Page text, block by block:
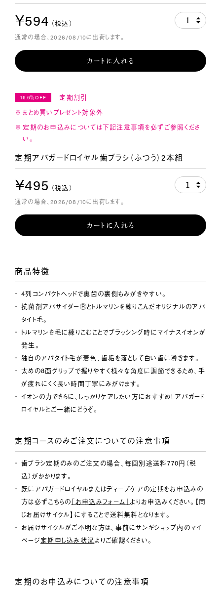
￥594 （税込） 1
カートに入れる
通常の場合、2026/08/10に出荷します。
16.6％OFF
定期割引
まとめ買いプレゼント対象外
定期のお申込みについては下記注意事項を必ずご参照くださ
い。
定期アパガードロイヤル歯ブラシ（ふつう）2本組
￥495 （税込） 1
カートに入れる
通常の場合、2026/08/10に出荷します。
商品特徴
4列コンパクトヘッドで奥歯の裏側もみがきやすい。
抗菌剤アパサイダーⓇとトルマリンを練りこんだオリジナルのアパ
タイト毛。
トルマリンを毛に練りこむことでブラッシング時にマイナスイオンが
発生。
独自のアパタイト毛が着色、歯垢を落として白い歯に導きます。
太めの8面グリップで握りやすく様々な角度に調節できるため、手
が疲れにくく長い時間丁寧にみがけます。
イオンの力でさらに、しっかりケアしたい方におすすめ！ アパガード
ロイヤルとご一緒にどうぞ。
定期コースのみご注文についての注意事項
歯ブラシ定期のみのご注文の場合、毎回別途送料770円（税
込）がかかります。
既にアパガードロイヤルまたはディープケアの定期をお申込みの
方は必ずこちらの「お申込みフォーム」 よりお申込みください。【同
じお届けサイクル】にすることで送料無料となります。
お届けサイクルがご不明な方は、事前にサンギショップ内のマイ
ページ定期申し込み状況よりご確認ください。
定期のお申込みについての注意事項